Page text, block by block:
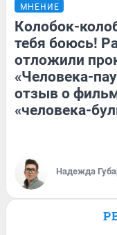
МНЕНИЕ
Колобок-
тебя боюсь!
отложили
«Человека-
отзыв о
«человека-
Надежда